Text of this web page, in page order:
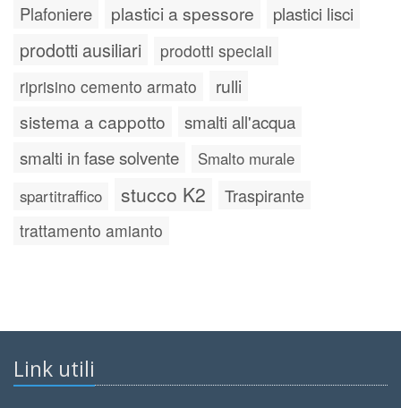
Plafoniere plastici a spessore plastici lisci
prodotti ausiliari
prodotti speciali
riprisino cemento armato
rulli
sistema a cappotto
smalti all'acqua
smalti in fase solvente
Smalto murale
spartitraffico
stucco K2 Traspirante
trattamento amianto
Link utili